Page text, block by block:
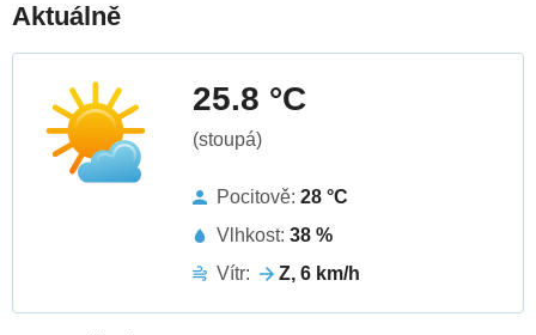
Aktuálně
25.8 °C
(stoupá)
Pocitově: 28 °C
Vlhkost: 38 %
Vítr:
Z, 6 km/h